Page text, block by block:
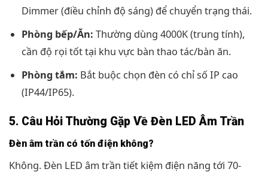
Dimmer (điều chỉnh độ sáng) để chuyển trạng thái.
Phòng bếp/Ăn: Thường dùng 4000K (trung tính),
cần độ rọi tốt tại khu vực bàn thao tác/bàn ăn.
Phòng tắm: Bắt buộc chọn đèn có chỉ số IP cao
(IP44/IP65).
5. Câu Hỏi Thường Gặp Về Đèn LED Âm Trần
Đèn âm trần có tốn điện không?
Không. Đèn LED âm trần tiết kiệm điện năng tới 70-